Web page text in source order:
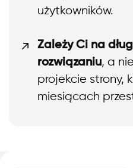
użytkowników.
Zależy Ci na
rozwiązaniu, a
projekcie strony,
miesiącach